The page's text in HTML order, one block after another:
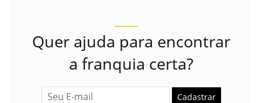
Quer ajuda para encontrar
a franquia certa?
Cadastrar